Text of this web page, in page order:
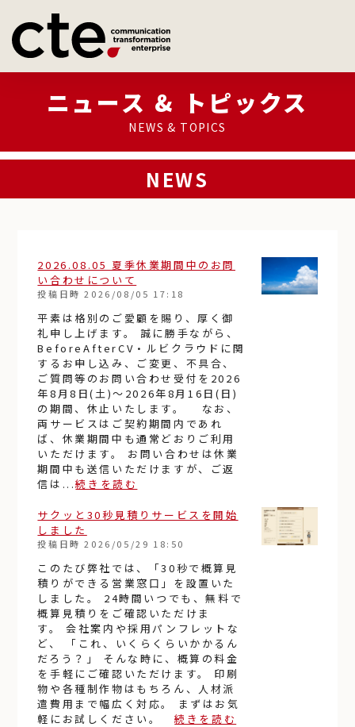
ニュース & トピックス
NEWS & TOPICS
NEWS
2026.08.05 夏季休業期間中のお問
い合わせについて
投稿日時 2026/08/05 17:18
平素は格別のご愛顧を賜り、厚く御
礼申し上げます。 誠に勝手ながら、
BeforeAfterCV・ルビクラウドに関
するお申し込み、ご変更、不具合、
ご質問等のお問い合わせ受付を2026
年8月8日(土)〜2026年8月16日(日)
の期間、休止いたします。 なお、
両サービスはご契約期間内であれ
ば、休業期間中も通常どおりご利用
いただけます。 お問い合わせは休業
期間中も送信いただけますが、ご返
信は...続きを読む
サクッと30秒見積りサービスを開始
しました
投稿日時 2026/05/29 18:50
このたび弊社では、「30秒で概算見
積りができる営業窓口」を設置いた
しました。 24時間いつでも、無料で
概算見積りをご確認いただけま
す。 会社案内や採用パンフレットな
ど、 「これ、いくらくらいかかるん
だろう？」 そんな時に、概算の料金
を手軽にご確認いただけます。 印刷
物や各種制作物はもちろん、人材派
遣費用まで幅広く対応。 まずはお気
軽にお試しください。続きを読む